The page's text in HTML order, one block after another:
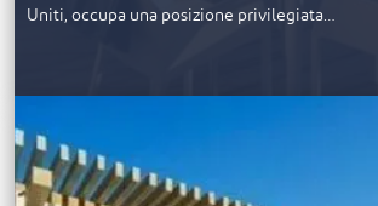
Uniti, occupa una posizione privilegiata…